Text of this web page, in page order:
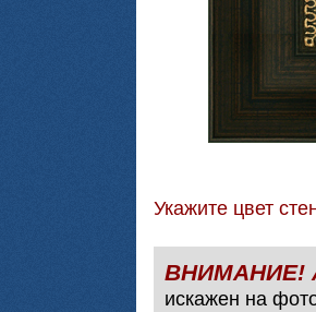
Укажите цвет
искажен на